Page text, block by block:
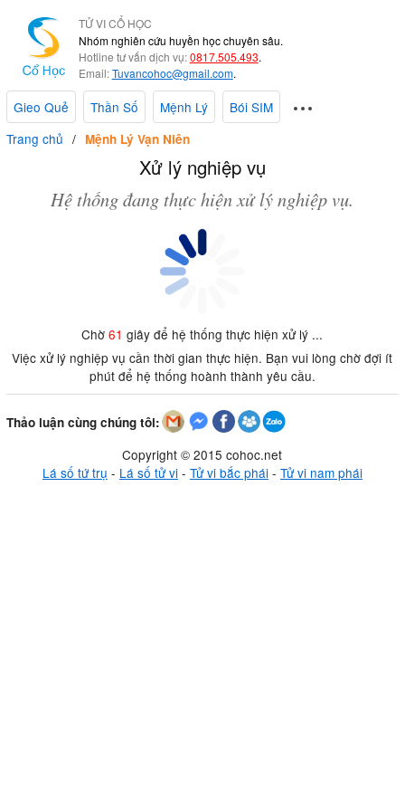
TỬ VI CỔ HỌC
Nhóm nghiên cứu huyền học chuyên sâu.
Hotline tư vấn dịch vụ:0817.505.493.
Email:Tuvancohoc@gmail.com.
Gieo Quẻ Thần Số Mệnh Lý
Bói SIM
Trang chủ
Mệnh Lý Vạn Niên
Xử lý nghiệp vụ
Hệ thống đang thực hiện xử lý nghiệp vụ.
Chờ61 giây để hệ thống thực hiện xử lý ...
Việc xử lý nghiệp vụ cần thời gian thực hiện. Bạn vui lòng chờ đợi ít
phút để hệ thống hoành thành yêu cầu.
Thảo luận cùng chúng tôi:
Copyright © 2015 cohoc.net
Lá số tứ trụ - Lá số tử vi- Tử vi bắc phái- Tử vi nam phái